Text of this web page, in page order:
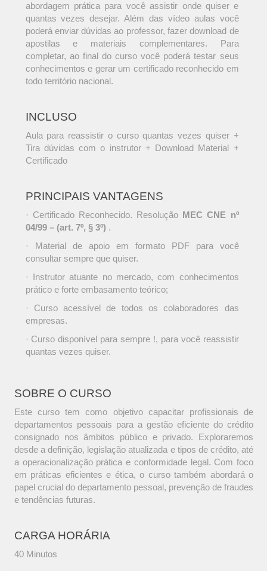
abordagem prática para você assistir onde quiser e
quantas vezes desejar. Além das vídeo aulas você
poderá enviar dúvidas ao professor, fazer download de
apostilas e materiais complementares. Para
completar, ao final do curso você poderá testar seus
conhecimentos e gerar um certificado reconhecido em
todo território nacional.
INCLUSO
Aula para reassistir o curso quantas vezes quiser +
Tira dúvidas com o instrutor + Download Material +
Certificado
PRINCIPAIS VANTAGENS
· Certificado Reconhecido. Resolução MEC CNE nº
04/99 – (art. 7º, § 3º) .
· Material de apoio em formato PDF para você
consultar sempre que quiser.
· Instrutor atuante no mercado, com conhecimentos
prático e forte embasamento teórico;
· Curso acessível de todos os colaboradores das
empresas.
· Curso disponível para sempre !, para você reassistir
quantas vezes quiser.
SOBRE O CURSO
Este curso tem como objetivo capacitar profissionais de
departamentos pessoais para a gestão eficiente do crédito
consignado nos âmbitos público e privado. Exploraremos
desde a definição, legislação atualizada e tipos de crédito, até
a operacionalização prática e conformidade legal. Com foco
em práticas eficientes e ética, o curso também abordará o
papel crucial do departamento pessoal, prevenção de fraudes
e tendências futuras.
CARGA HORÁRIA
40 Minutos